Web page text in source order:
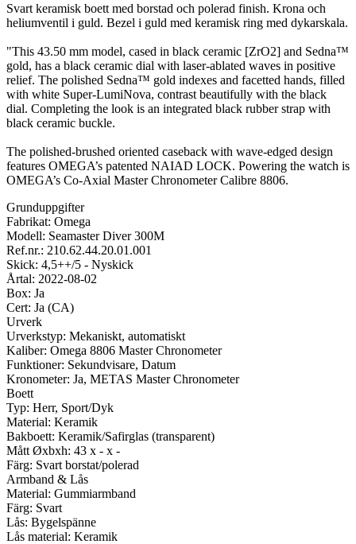
Svart keramisk boett med borstad och polerad finish. Krona och
heliumventil i guld. Bezel i guld med keramisk ring med dykarskala.
"This 43.50 mm model, cased in black ceramic [ZrO2] and Sedna™
gold, has a black ceramic dial with laser-ablated waves in positive
relief. The polished Sedna™ gold indexes and facetted hands, filled
with white Super-LumiNova, contrast beautifully with the black
dial. Completing the look is an integrated black rubber strap with
black ceramic buckle.
The polished-brushed oriented caseback with wave-edged design
features OMEGA’s patented NAIAD LOCK. Powering the watch is
OMEGA’s Co-Axial Master Chronometer Calibre 8806.
Grunduppgifter
Fabrikat: Omega
Modell: Seamaster Diver 300M
Ref.nr.: 210.62.44.20.01.001
Skick: 4,5++/5 - Nyskick
Årtal: 2022-08-02
Box: Ja
Cert: Ja (CA)
Urverk
Urverkstyp: Mekaniskt, automatiskt
Kaliber: Omega 8806 Master Chronometer
Funktioner: Sekundvisare, Datum
Kronometer: Ja, METAS Master Chronometer
Boett
Typ: Herr, Sport/Dyk
Material: Keramik
Bakboett: Keramik/Safirglas (transparent)
Mått Øxbxh: 43 x - x -
Färg: Svart borstat/polerad
Armband & Lås
Material: Gummiarmband
Färg: Svart
Lås: Bygelspänne
Lås material: Keramik